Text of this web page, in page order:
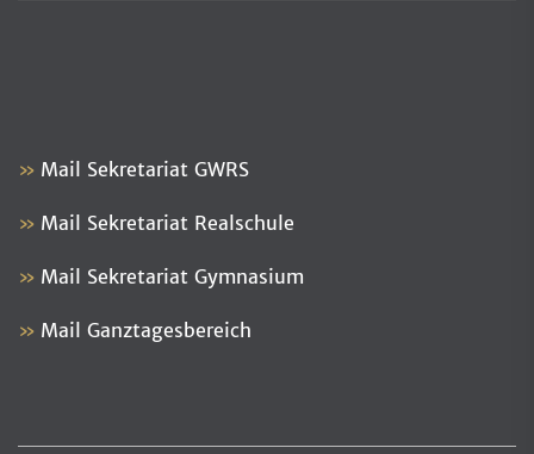
Mail Sekretariat GWRS
Mail Sekretariat Realschule
Mail Sekretariat Gymnasium
Mail Ganztagesbereich